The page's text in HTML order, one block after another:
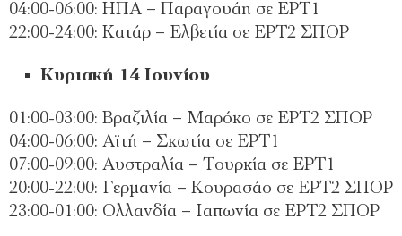
04:00-06:00: ΗΠΑ – Παραγουάη σε ΕΡΤ1
22:00-24:00: Κατάρ – Ελβετία σε ΕΡΤ2 ΣΠΟΡ
Κυριακή 14 Ιουνίου
01:00-03:00: Βραζιλία – Μαρόκο σε ΕΡΤ2 ΣΠΟΡ
04:00-06:00: Αϊτή – Σκωτία σε ΕΡΤ1
07:00-09:00: Αυστραλία – Τουρκία σε ΕΡΤ1
20:00-22:00: Γερμανία – Κουρασάο σε ΕΡΤ2 ΣΠΟΡ
23:00-01:00: Ολλανδία – Ιαπωνία σε ΕΡΤ2 ΣΠΟΡ